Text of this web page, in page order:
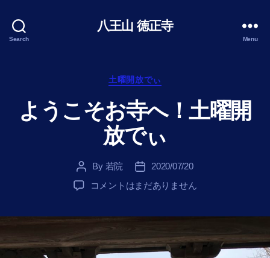
Search
八王山 徳正寺
Menu
Categories
土曜開放でぃ
ようこそお寺へ！土曜開
放でぃ
Post
author
By 若院
Post
date
2020/07/20
よ
寺
コメントはまだありません